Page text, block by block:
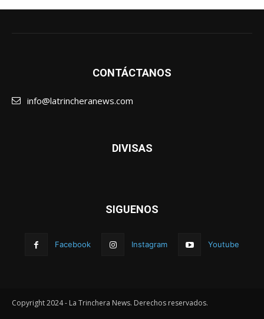
CONTÁCTANOS
info@latrincheranews.com
DIVISAS
SIGUENOS
Facebook Instagram Youtube
Copyright 2024 - La Trinchera News. Derechos reservados.